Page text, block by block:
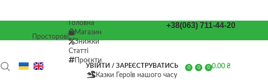
+38(063) 711-44-20
УВІЙТИ / ЗАРЕЄСТРУВАТИСЬ 0 0
0 0.00 ₴
Просторові
Головна
Магазин
Знижки
Статті
Проєкти
Казки Героїв нашого часу